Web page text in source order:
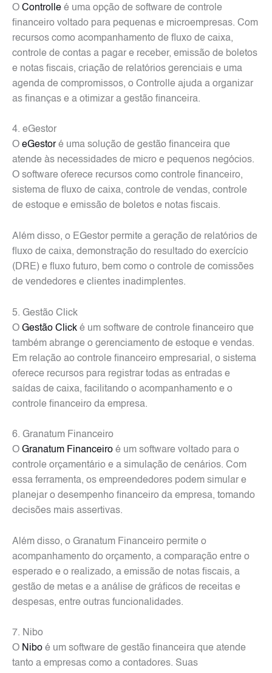
O Controlle é uma opção de software de controle
financeiro voltado para pequenas e microempresas. Com
recursos como acompanhamento de fluxo de caixa,
controle de contas a pagar e receber, emissão de boletos
e notas fiscais, criação de relatórios gerenciais e uma
agenda de compromissos, o Controlle ajuda a organizar
as finanças e a otimizar a gestão financeira.
4. eGestor
O eGestoré uma solução de gestão financeira que
atende às necessidades de micro e pequenos negócios.
O software oferece recursos como controle financeiro,
sistema de fluxo de caixa, controle de vendas, controle
de estoque e emissão de boletos e notas fiscais.
Além disso, o EGestor permite a geração de relatórios de
fluxo de caixa, demonstração do resultado do exercício
(DRE) e fluxo futuro, bem como o controle de comissões
de vendedores e clientes inadimplentes.
5. Gestão Click
O Gestão Click é um software de controle financeiro que
também abrange o gerenciamento de estoque e vendas.
Em relação ao controle financeiro empresarial, o sistema
oferece recursos para registrar todas as entradas e
saídas de caixa, facilitando o acompanhamento e o
controle financeiro da empresa.
6. Granatum Financeiro
O Granatum Financeiro é um software voltado para o
controle orçamentário e a simulação de cenários. Com
essa ferramenta, os empreendedores podem simular e
planejar o desempenho financeiro da empresa, tomando
decisões mais assertivas.
Além disso, o Granatum Financeiro permite o
acompanhamento do orçamento, a comparação entre o
esperado e o realizado, a emissão de notas fiscais, a
gestão de metas e a análise de gráficos de receitas e
despesas, entre outras funcionalidades.
7. Nibo
O Nibo é um software de gestão financeira que atende
tanto a empresas como a contadores. Suas